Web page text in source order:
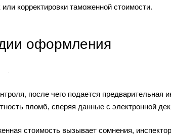
корректировки таможенной стоимости.
оформления
после чего подается
пломб, сверяя данные с электронной
стоимость вызывает сомнения,